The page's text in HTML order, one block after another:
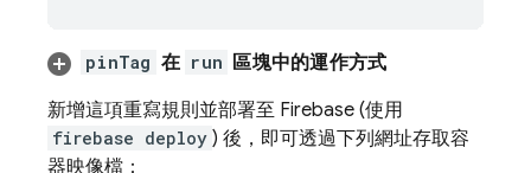
pinTag 在 run 區塊中的運作方式
新增這項重寫規則並部署至 Firebase (使用
firebase deploy ) 後，即可透過下列網址存取容
器映像檔：